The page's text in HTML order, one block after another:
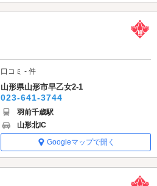
口コミ - 件
山形県山形市早乙女2-1
023-641-3744
羽前千歳駅
山形北IC
Googleマップで開く